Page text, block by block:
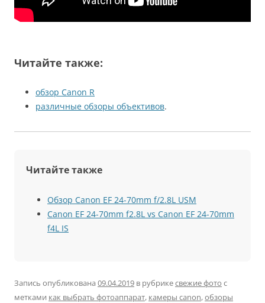
Читайте также:
обзор Canon R
различные обзоры объективов.
Читайте также
Обзор Canon EF 24-70mm f/2.8L USM
Canon EF 24-70mm f2.8L vs Canon EF 24-70mm
f4L IS
Запись опубликована 09.04.2019 в рубрикесвежие фото с
метками как выбрать фотоаппарат, камеры canon,обзоры